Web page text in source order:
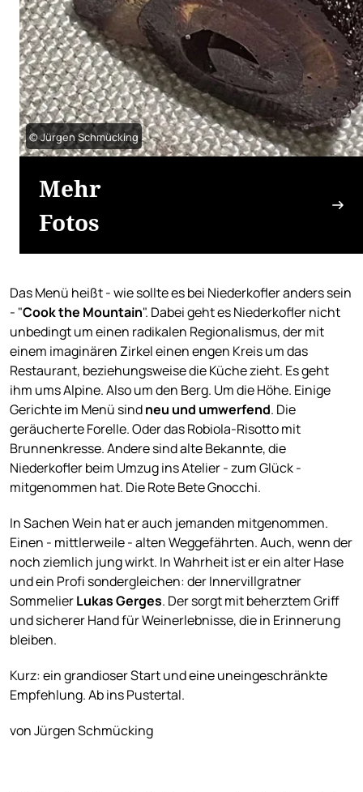
© Jürgen Schmücking
Mehr
Fotos
Das Menü heißt - wie sollte es bei Niederkofler anders sein
- "Cook the Mountain". Dabei geht es Niederkofler nicht
unbedingt um einen radikalen Regionalismus, der mit
einem imaginären Zirkel einen engen Kreis um das
Restaurant, beziehungsweise die Küche zieht. Es geht
ihm ums Alpine. Also um den Berg. Um die Höhe. Einige
Gerichte im Menü sindneu und umwerfend. Die
geräucherte Forelle. Oder das Robiola-Risotto mit
Brunnenkresse. Andere sind alte Bekannte, die
Niederkofler beim Umzug ins Atelier - zum Glück -
mitgenommen hat. Die Rote Bete Gnocchi.
In Sachen Wein hat er auch jemanden mitgenommen.
Einen - mittlerweile - alten Weggefährten. Auch, wenn der
noch ziemlich jung wirkt. In Wahrheit ist er ein alter Hase
und ein Profi sondergleichen: der Innervillgratner
SommelierLukas Gerges. Der sorgt mit beherztem Griff
und sicherer Hand für Weinerlebnisse, die in Erinnerung
bleiben.
Kurz: ein grandioser Start und eine uneingeschränkte
Empfehlung. Ab ins Pustertal.
von Jürgen Schmücking